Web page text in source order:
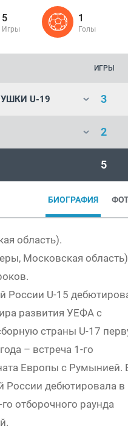
5
Игры
1
Голы
ИГРЫ
U-19 3
2
5
БИОГРАФИЯ
область).
Московская
России U-15
развития УЕФА с
страны U-17
– встреча 1-го
Европы с Румынией.
России дебютировала в
отборочного раунда